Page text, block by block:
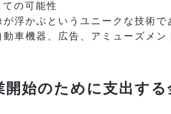
ての可能性
が浮かぶというユニークな技術
動車機器、広告、アミューズメ
開始のために支出する